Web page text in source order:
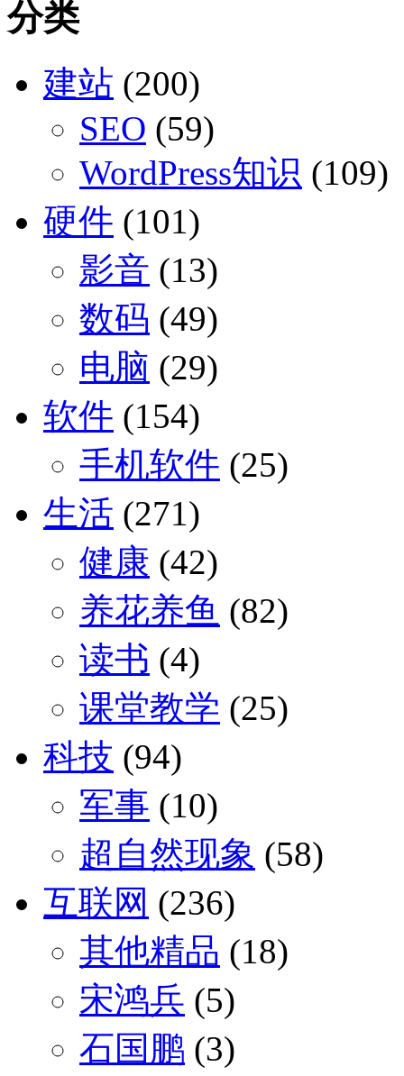
分类
建站 (200)
SEO (59)
WordPress知识 (109)
硬件 (101)
影音 (13)
数码 (49)
电脑 (29)
软件 (154)
手机软件 (25)
生活 (271)
健康 (42)
养花养鱼 (82)
读书 (4)
课堂教学 (25)
科技 (94)
军事 (10)
超自然现象 (58)
互联网 (236)
其他精品 (18)
宋鸿兵 (5)
石国鹏 (3)